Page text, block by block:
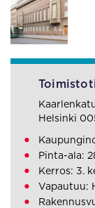
Kaarlenkatu
Helsinki
Pinta-ala:
Kerros: 3.
Vapautuu: